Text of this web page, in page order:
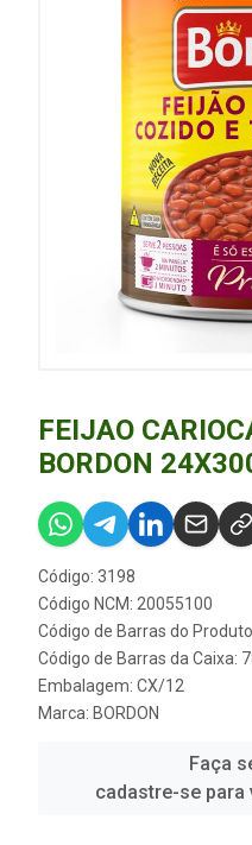
FEIJAO
BORDON
Código: 3198
Código NCM: 20055100
Código de Barras do
Código de Barras da Caixa:
Embalagem: CX/12
Marca: BORDON
Faça
cadastre-se